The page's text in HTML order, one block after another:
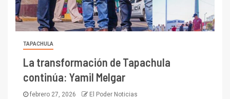
TAPACHULA
La transformación de Tapachula
continúa: Yamil Melgar
febrero 27, 2026 El Poder Noticias